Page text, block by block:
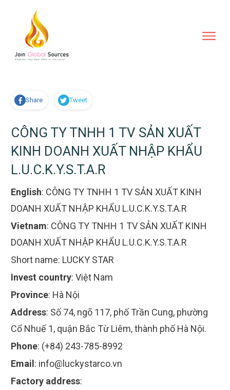
Share Tweet
CÔNG TY TNHH 1 TV SẢN XUẤT
KINH DOANH XUẤT NHẬP KHẨU
L.U.C.K.Y.S.T.A.R
English: CÔNG TY TNHH 1 TV SẢN XUẤT KINH
DOANH XUẤT NHẬP KHẨU L.U.C.K.Y.S.T.A.R
Vietnam: CÔNG TY TNHH 1 TV SẢN XUẤT KINH
DOANH XUẤT NHẬP KHẨU L.U.C.K.Y.S.T.A.R
Short name: LUCKY STAR
Invest country: Việt Nam
Province: Hà Nội
Address: Số 74, ngõ 117, phố Trần Cung, phường
Cổ Nhuế 1, quận Bắc Từ Liêm, thành phố Hà Nội.
Phone: (+84) 243-785-8992
Email : info@luckystarco.vn
Factory address: